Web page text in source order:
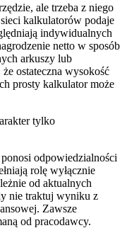
ale trzeba z niego
kalkulatorów podaje
indywidualnych
netto w sposób
arkuszy lub
ostateczna wysokość
prosty kalkulator może
tylko
odpowiedzialności
rolę wyłącznie
od aktualnych
nie traktuj wyniku z
Zawsze
od pracodawcy.